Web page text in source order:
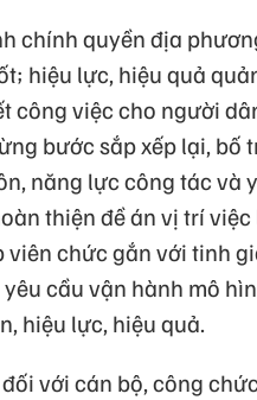
chính quyền địa
hiệu lực, hiệu quả
công việc cho người
bước sắp xếp lại, bố
năng lực công tác và
thiện đề án vị trí
chức gắn với tinh
cầu vận hành mô
hiệu lực, hiệu quả.
với cán bộ, công